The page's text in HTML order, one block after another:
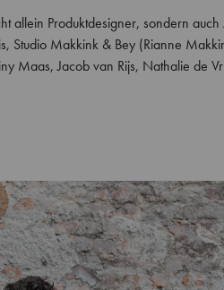
allein Produktdesigner, sondern
Studio Makkink & Bey (Rianne
Maas, Jacob van Rijs, Nathalie de